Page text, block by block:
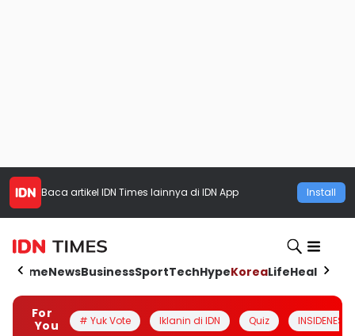
Baca artikel IDN Times lainnya di IDN App Install
HomeNewsBusinessSportTechHypeKoreaLifeHealth
For
You
# Yuk Vote Iklanin di IDN Quiz INSIDENESIA